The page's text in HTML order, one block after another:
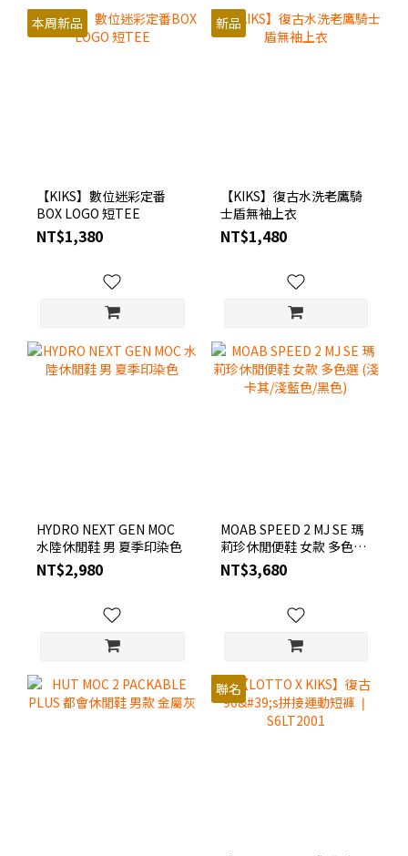
本周新品
【KIKS】數位迷彩定番
BOX LOGO 短TEE
NT$1,380
新品
【KIKS】復古水洗老鷹騎
士盾無袖上衣
NT$1,480
HYDRO NEXT GEN MOC
水陸休閒鞋 男 夏季印染色
NT$2,980
MOAB SPEED 2 MJ SE 瑪
莉珍休閒便鞋 女款 多色選
(淺卡其/淺藍色/黑色)
NT$3,680
聯名